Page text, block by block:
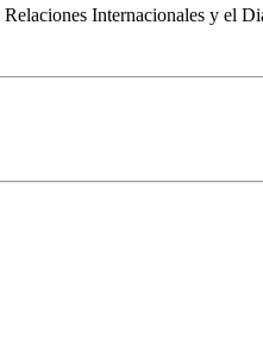
Internacionales y el